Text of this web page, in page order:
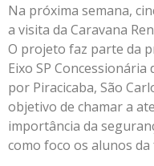
Na próxima semana,
a visita da Caravana
O projeto faz parte da
Eixo SP Concessionária
por Piracicaba, São
objetivo de chamar a
importância da
como foco os alunos